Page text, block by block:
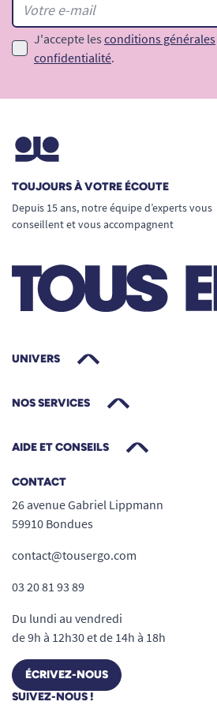
J'accepte les conditions générales
confidentialité.
TOUJOURS À VOTRE ÉCOUTE
Depuis 15 ans, notre équipe d’experts vous
conseillent et vous accompagnent
UNIVERS
NOS SERVICES
AIDE ET CONSEILS
CONTACT
26 avenue Gabriel Lippmann
59910 Bondues
contact@tousergo.com
03 20 81 93 89
Du lundi au vendredi
de 9h à 12h30 et de 14h à 18h
ÉCRIVEZ-NOUS
SUIVEZ-NOUS !